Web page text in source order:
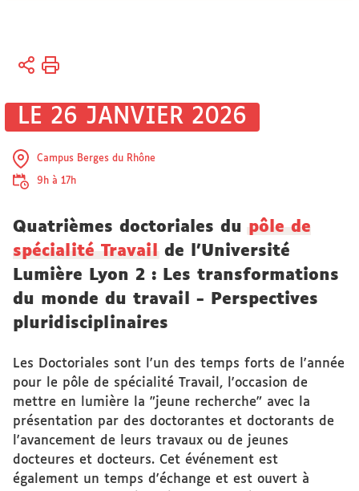
Vous
Accueil
Les pôles
de
LE 26 JANVIER 2026
Campus Berges du Rhône
9h à 17h
Quatrièmes doctoriales du pôle de
spécialité Travail
de l'Université
Lumière Lyon 2 : Les transformations
du monde du travail - Perspectives
pluridisciplinaires
Les Doctoriales sont l'un des temps forts de l'année
pour le pôle de spécialité Travail, l'occasion de
mettre en lumière la "jeune recherche" avec la
présentation par des doctorantes et doctorants de
l'avancement de leurs travaux ou de jeunes
docteures et docteurs. Cet événement est
également un temps d'échange et est ouvert à